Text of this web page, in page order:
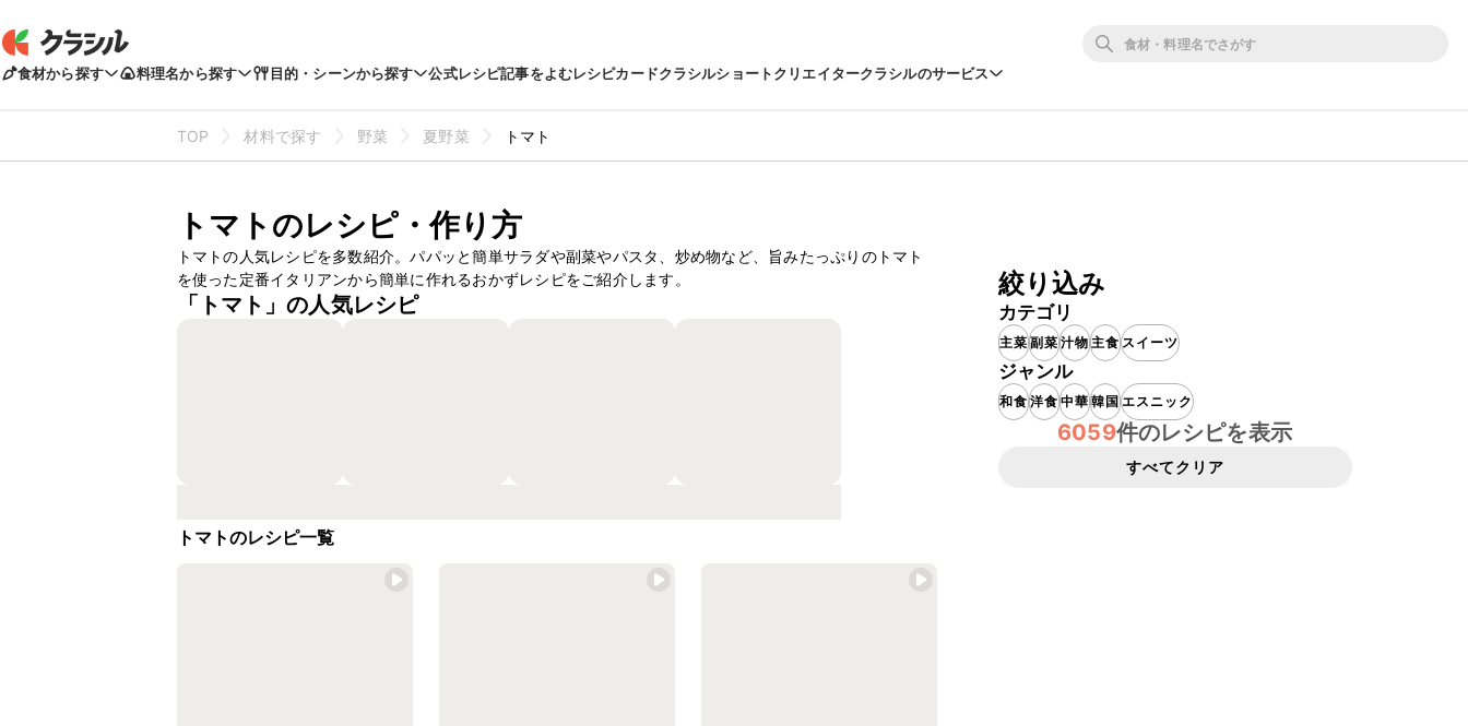
食材から探す 料理名から探す 目的・シーンから探す 公式レシピ記事をよむレシピカードクラシルショートクリエイタークラシルのサービス
TOP 材料で探す 野菜 夏野菜 トマト
トマトのレシピ・作り方
トマトの人気レシピを多数紹介。パパッと簡単サラダや副菜やパスタ、炒め物など、旨みたっぷりのトマト
を使った定番イタリアンから簡単に作れるおかずレシピをご紹介します。
「トマト」の人気レシピ
トマトのレシピ一覧
絞り込み
カテゴリ
主菜副菜汁物主食スイーツ
ジャンル
和食洋食中華韓国エスニック
6059件のレシピを表示
すべてクリア